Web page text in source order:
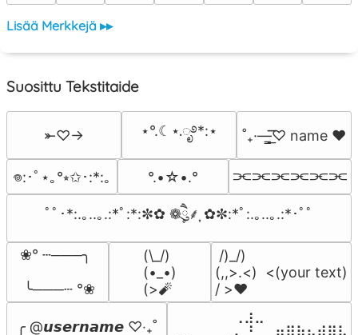
Lisää Merkkejä ▸▸
Suosittu Tekstitaide
⤜♡→ ⋆°.☾⋆.ೃ࿔*:⋆ ˚₊·—̳͟͞͞♡ name ♥️
𖦹:･ﾟ⋆｡°⭒✩･:*:｡ °.•☆•.° ⫘⫘⫘⫘⫘⫘
ﾟﾟ･*:.｡..｡.:*ﾟ:*:✼✿ ❁ཻུ۪۪⸙͎ ✿✼:*ﾟ:.｡..｡.:*･ﾟﾟ
❀° ┄───╮
╰───┄ °❀
(\_/)
(•_•)
(>🧨
/)_/)
(,,>.<)  <(your text)
/ >❤️
╭ @𝙪𝙨𝙚𝙧𝙣𝙖𝙢𝙚 ♡‧₊˚
⠀⠀⠀⠀⠀⠀⢀⣰⣀⠀⠀⠀⠀⠀⠀⠀⠀
⢀⣀⠀⠀⠀⢀⣄⠘⠀⠀⣶⡿⣷⣦⣾⣿⣧